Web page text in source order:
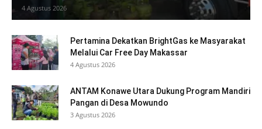
4 Agustus 2026
Pertamina Dekatkan BrightGas ke Masyarakat
Melalui Car Free Day Makassar
4 Agustus 2026
ANTAM Konawe Utara Dukung Program Mandiri
Pangan di Desa Mowundo
3 Agustus 2026